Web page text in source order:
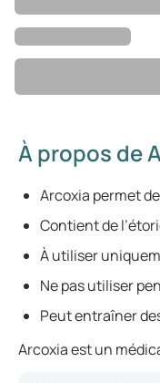
À propos de
Arcoxia permet
Contient de
À utiliser
Ne pas utiliser
Peut entraîner
Arcoxia est un